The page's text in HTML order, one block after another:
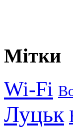
Мітки
Wi-Fi
Луцьк